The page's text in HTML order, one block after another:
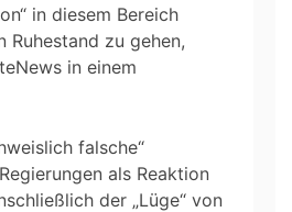
in diesem Bereich
Ruhestand zu gehen,
in einem
falsche“
als Reaktion
der „Lüge“ von